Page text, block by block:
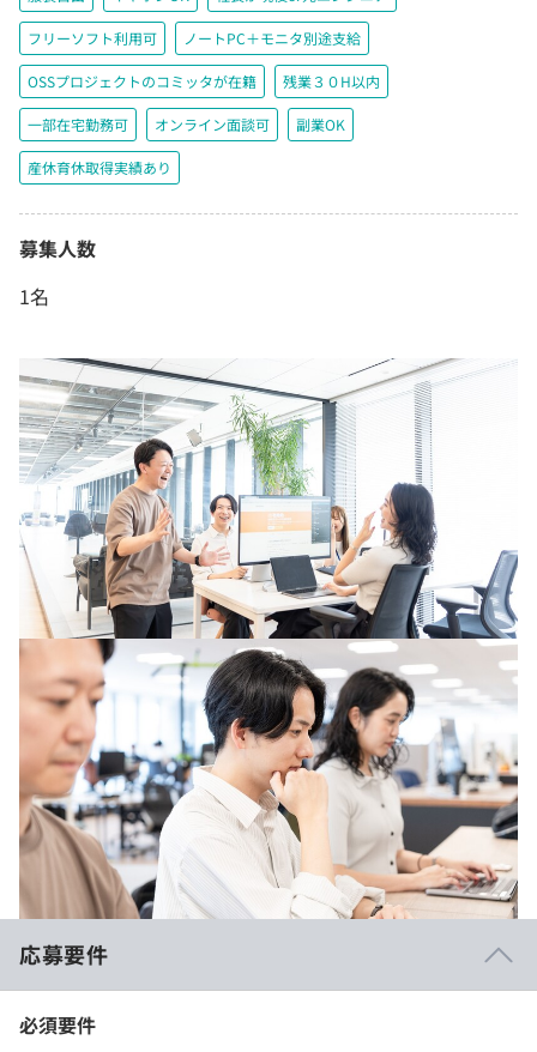
フリーソフト利用可 ノートPC＋モニタ別途支給
OSSプロジェクトのコミッタが在籍 残業３０H以内
一部在宅勤務可 オンライン面談可 副業OK
産休育休取得実績あり
募集人数
1名
応募要件
必須要件